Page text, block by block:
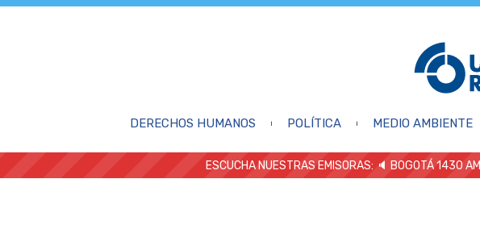
DERECHOS HUMANOS POLÍTICA MEDIO AMBIENTE
ESCUCHA NUESTRAS EMISORAS: 🔈 BOGOTÁ 1430 AM